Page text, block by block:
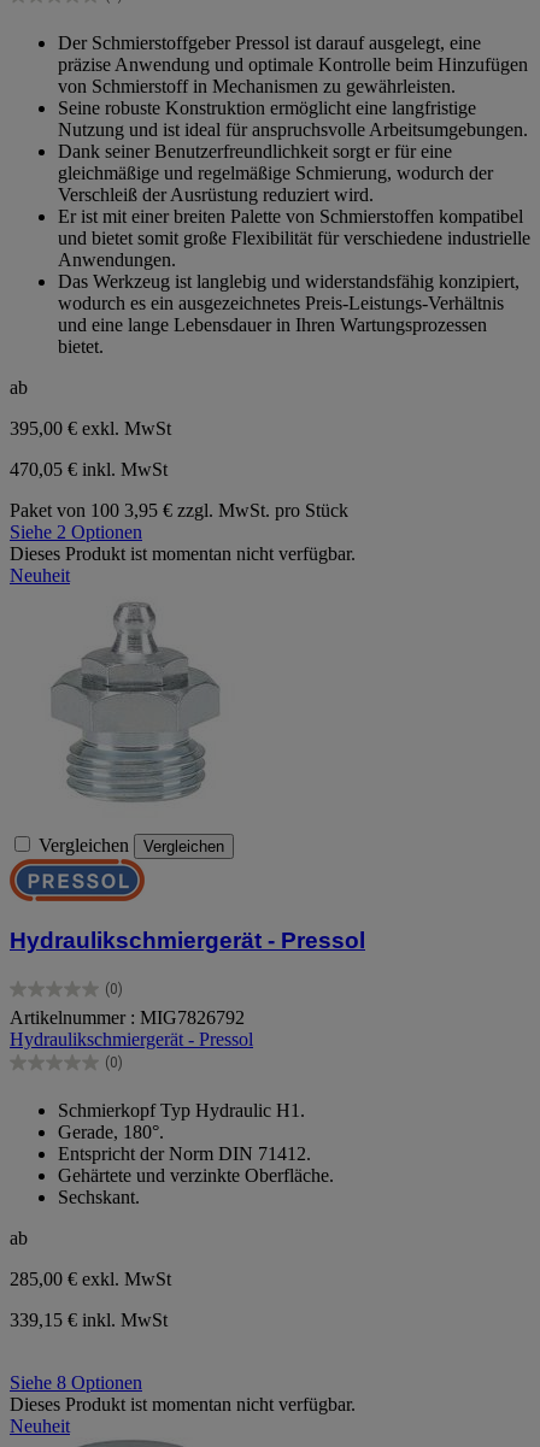
0.0
Sternen.
Der Schmierstoffgeber Pressol ist darauf ausgelegt, eine
präzise Anwendung und optimale Kontrolle beim Hinzufügen
von Schmierstoff in Mechanismen zu gewährleisten.
Seine robuste Konstruktion ermöglicht eine langfristige
Nutzung und ist ideal für anspruchsvolle Arbeitsumgebungen.
Dank seiner Benutzerfreundlichkeit sorgt er für eine
gleichmäßige und regelmäßige Schmierung, wodurch der
Verschleiß der Ausrüstung reduziert wird.
Er ist mit einer breiten Palette von Schmierstoffen kompatibel
und bietet somit große Flexibilität für verschiedene industrielle
Anwendungen.
Das Werkzeug ist langlebig und widerstandsfähig konzipiert,
wodurch es ein ausgezeichnetes Preis-Leistungs-Verhältnis
und eine lange Lebensdauer in Ihren Wartungsprozessen
bietet.
ab
395,00 € exkl. MwSt
470,05 € inkl. MwSt
Paket von 100 3,95 € zzgl. MwSt. pro Stück
Siehe 2 Optionen
Dieses Produkt ist momentan nicht verfügbar.
Neuheit
Vergleichen Vergleichen
Hydraulikschmiergerät - Pressol
(0)
0.0
von
5
Sternen.
Artikelnummer : MIG7826792
Hydraulikschmiergerät - Pressol
(0)
0.0
Sternen.
Schmierkopf Typ Hydraulic H1.
Gerade, 180°.
Entspricht der Norm DIN 71412.
Gehärtete und verzinkte Oberfläche.
Sechskant.
ab
285,00 € exkl. MwSt
339,15 € inkl. MwSt
Siehe 8 Optionen
Dieses Produkt ist momentan nicht verfügbar.
Neuheit